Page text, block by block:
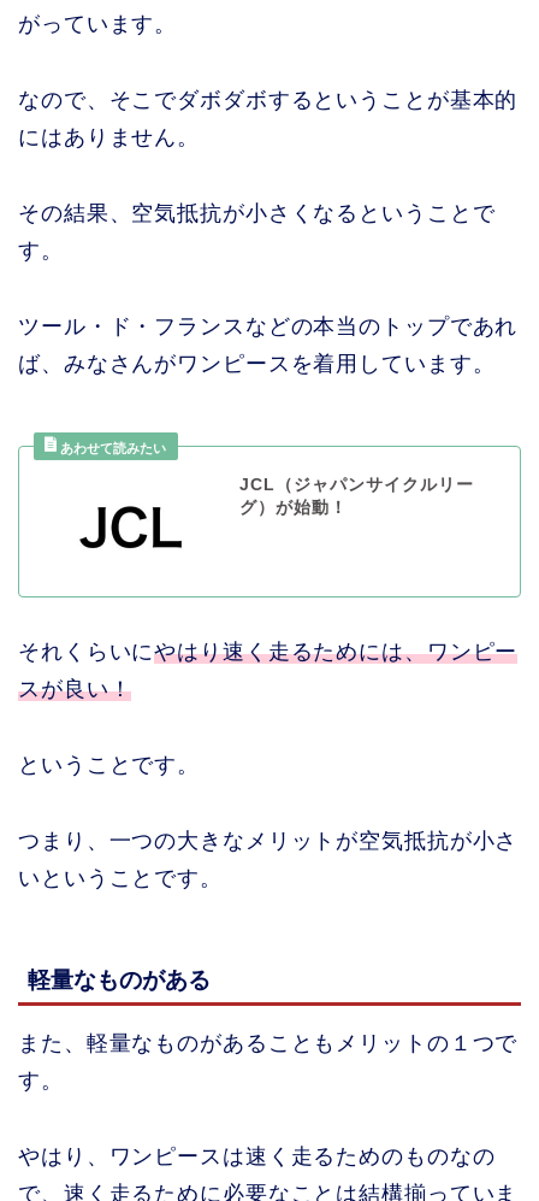
がっています。
なので、そこでダボダボするということが基本的
にはありません。
その結果、空気抵抗が小さくなるということで
す。
ツール・ド・フランスなどの本当のトップであれ
ば、みなさんがワンピースを着用しています。
JCL（ジャパンサイクルリー
グ）が始動！
それくらいにやはり速く走るためには、ワンピー
スが良い！
ということです。
つまり、一つの大きなメリットが空気抵抗が小さ
いということです。
軽量なものがある
また、軽量なものがあることもメリットの１つで
す。
やはり、ワンピースは速く走るためのものなの
で、速く走るために必要なことは結構揃っていま